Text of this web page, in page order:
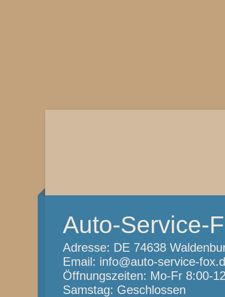
Auto-Service-
Adresse: DE 74638
Email: info@auto-service-
Öffnungszeiten: Mo-Fr 8:00-
Samstag: Geschlossen